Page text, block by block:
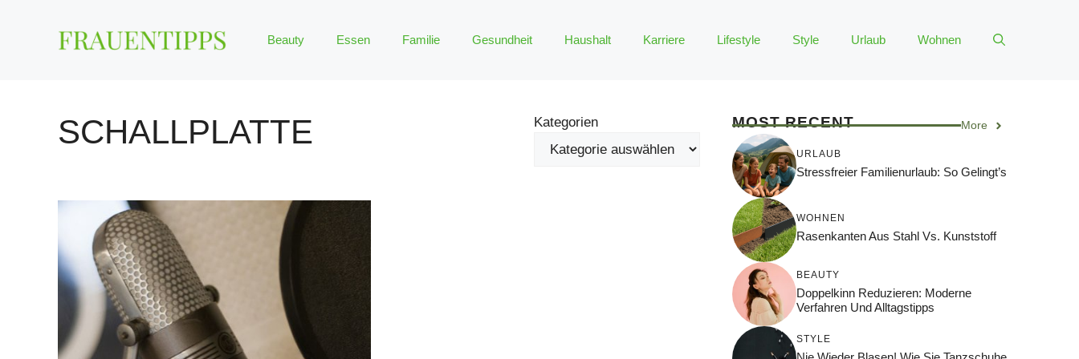
Beauty Essen Familie Gesundheit Haushalt Karriere Lifestyle Style Urlaub Wohnen
SCHALLPLATTE Kategorien MOST RECENT More
URLAUB
Stressfreier Familienurlaub: So Gelingt’s
WOHNEN
Rasenkanten Aus Stahl Vs. Kunststoff
BEAUTY
Doppelkinn Reduzieren: Moderne
Verfahren Und Alltagstipps
STYLE